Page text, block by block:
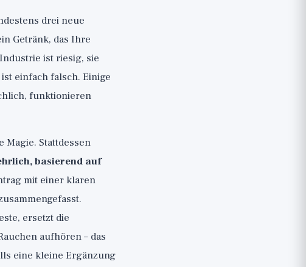
drei neue
Getränk, das Ihre
ist riesig, sie
einfach falsch. Einige
funktionieren
Magie. Stattdessen
basierend auf
mit einer klaren
ersetzt die
aufhören – das
eine kleine Ergänzung